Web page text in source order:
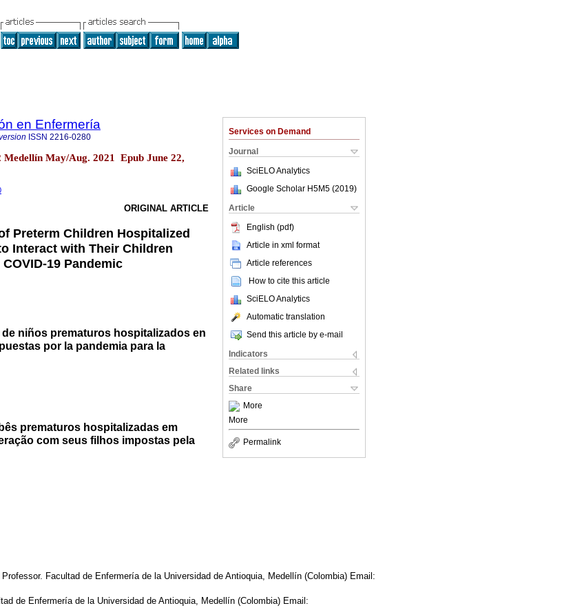
Services on Demand
Journal
SciELO Analytics
Google Scholar H5M5 (2019)
Article
English (pdf)
Article in xml format
Article references
How to cite this article
SciELO Analytics
Automatic translation
Send this article by e-mail
Indicators
Related links
Share
More
More
Permalink
en Enfermería
ISSN 2216-0280
Medellín May/Aug. 2021 Epub June 22,
ORIGINAL ARTICLE
Preterm Children Hospitalized
Interact with Their Children
19 Pandemic
niños prematuros hospitalizados en
por la pandemia para la
prematuros hospitalizadas em
com seus filhos impostas pela
Facultad de Enfermería de la Universidad de Antioquia, Medellín (Colombia) Email:
de Enfermería de la Universidad de Antioquia, Medellín (Colombia) Email: